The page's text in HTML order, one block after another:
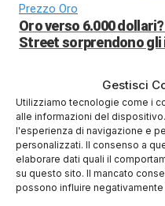
Gestisci
Utilizziamo tecnologie come i
alle informazioni del
l'esperienza di navigazione e
personalizzati. Il consenso a
elaborare dati quali il
su questo sito. Il mancato
possono influire
Prezzo Oro
Oro verso 6.000
Street sorprendono